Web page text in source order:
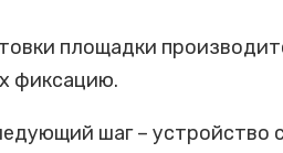
площадки
фиксацию.
шаг –